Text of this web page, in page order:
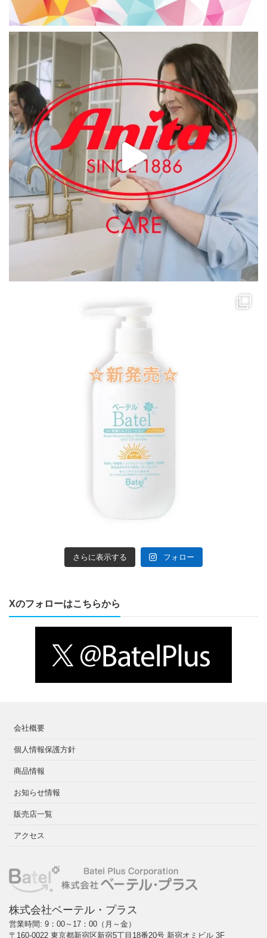
さらに表示する フォロー
Xのフォローはこちらから
会社概要
個人情報保護方針
商品情報
お知らせ情報
販売店一覧
アクセス
株式会社ベーテル・プラス
営業時間: 9：00～17：00（月～金）
〒160-0022 東京都新宿区新宿5丁目18番20号 新宿オミビル 3F